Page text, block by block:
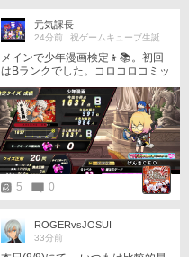
元気課長
24分前 祝ゲームキューブ生誕25周年！！
メインで少年漫画検定👦📚。初回
はBランクでした。コロコロコミッ
ク系の問題が出ないと思うのは、
気のせいでしょうか？w
5 0
ROGERvsJOSUI
33分前